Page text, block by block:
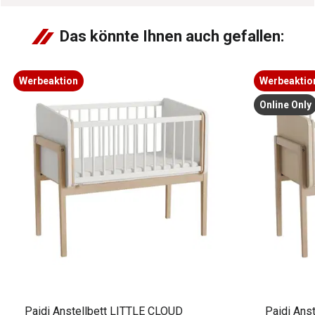
Das könnte Ihnen auch gefallen:
Werbeaktion
Paidi Anstellbett LITTLE CLOUD
Online Only
Paidi